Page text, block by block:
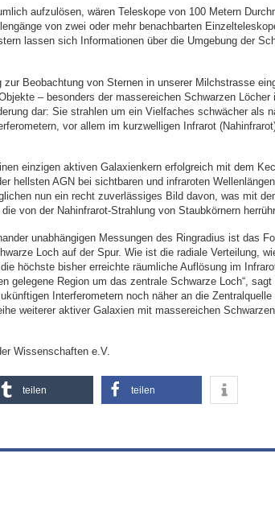
aufzulösen, wären Teleskope von 100 Metern
von zwei oder mehr benachbarten
lassen sich Informationen über die Umgebung der
Beobachtung von Sternen in unserer Milchstrasse
– besonders der massereichen Schwarzen Löcher
dar: Sie strahlen um ein Vielfaches schwächer als
vor allem im kurzwelligen Infrarot
einzigen aktiven Galaxienkern erfolgreich mit dem
hellsten AGN bei sichtbaren und infraroten
nun ein recht zuverlässiges Bild davon, was mit
von der Nahinfrarot-Strahlung von Staubkörnern
unabhängigen Messungen des Ringradius ist das
Loch auf der Spur. Wie ist die radiale Verteilung,
höchste bisher erreichte räumliche Auflösung im
gelegene Region um das zentrale Schwarze Loch“, sagt
Interferometern noch näher an die Zentralquelle
weiterer aktiver Galaxien mit massereichen
Wissenschaften e.V.
teilen teilen